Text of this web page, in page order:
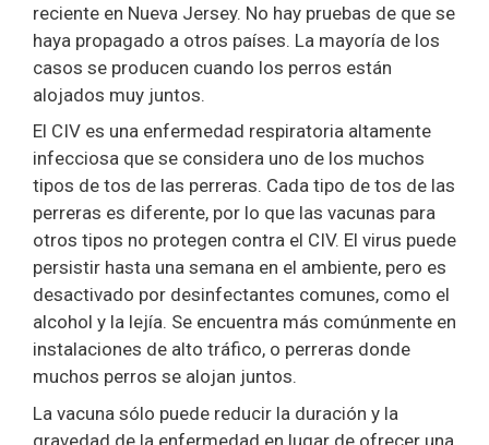
reciente en Nueva Jersey. No hay pruebas de que se
haya propagado a otros países. La mayoría de los
casos se producen cuando los perros están
alojados muy juntos.
El CIV es una enfermedad respiratoria altamente
infecciosa que se considera uno de los muchos
tipos de tos de las perreras. Cada tipo de tos de las
perreras es diferente, por lo que las vacunas para
otros tipos no protegen contra el CIV. El virus puede
persistir hasta una semana en el ambiente, pero es
desactivado por desinfectantes comunes, como el
alcohol y la lejía. Se encuentra más comúnmente en
instalaciones de alto tráfico, o perreras donde
muchos perros se alojan juntos.
La vacuna sólo puede reducir la duración y la
gravedad de la enfermedad en lugar de ofrecer una